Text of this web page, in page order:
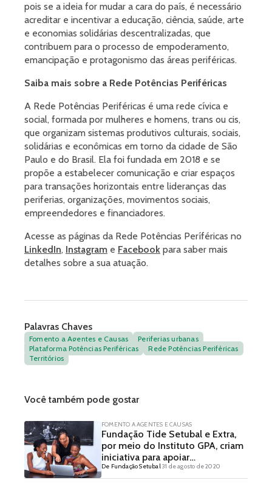
pois se a ideia for mudar a cara do país, é necessário
acreditar e incentivar a educação, ciência, saúde, arte
e economias solidárias descentralizadas, que
contribuem para o processo de empoderamento,
emancipação e protagonismo das áreas periféricas.
Saiba mais sobre a Rede Potências Periféricas
A Rede Potências Periféricas é uma rede cívica e
social, formada por mulheres e homens, trans ou cis,
que organizam sistemas produtivos culturais, sociais,
solidárias e econômicas em torno da cidade de São
Paulo e do Brasil. Ela foi fundada em 2018 e se
propõe a estabelecer comunicação e criar espaços
para transações horizontais entre lideranças das
periferias, organizações, movimentos sociais,
empreendedores e financiadores.
Acesse as páginas da Rede Potências Períféricas no
LinkedIn, Instagram e Facebook para saber mais
detalhes sobre a sua atuação.
Palavras Chaves
Fomento a Agentes e Causas
Periferias urbanas
Plataforma Potências Periféricas
Rede Potências Periféricas
Territórios
Você também pode gostar
FOMENTO A AGENTES E CAUSAS
Fundação Tide Setubal e Extra,
por meio do Instituto GPA, criam
iniciativa para apoiar
empreendedoras periféricas
De Fundação Setubal31 de agosto de 2020